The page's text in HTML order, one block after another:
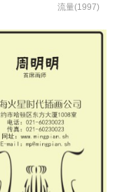
流量(1997)